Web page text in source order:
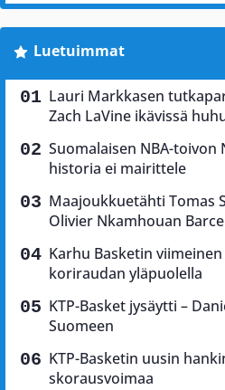
Luetuimmat
Lauri Markkasen
Zach LaVine ikävissä
Suomalaisen NBA-toivon
historia ei mairittele
Maajoukkuetähti Tomas
Olivier Nkamhouan
Karhu Basketin
koriraudan yläpuolella
KTP-Basket jysäytti –
Suomeen
KTP-Basketin uusin
skorausvoimaa